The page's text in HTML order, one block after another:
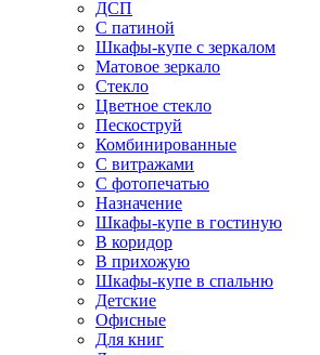
ДСП
С патиной
Шкафы-купе с зеркалом
Матовое зеркало
Стекло
Цветное стекло
Пескоструй
Комбинированные
С витражами
С фотопечатью
Назначение
Шкафы-купе в гостиную
В коридор
В прихожую
Шкафы-купе в спальню
Детские
Офисные
Для книг